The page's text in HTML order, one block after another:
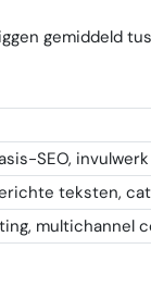
gemiddeld
SEO, invulwerk
teksten,
multichannel